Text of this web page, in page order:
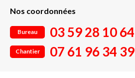
Nos coordonnées
Bureau 03 59 28 10 64
Chantier 07 61 96 34 39